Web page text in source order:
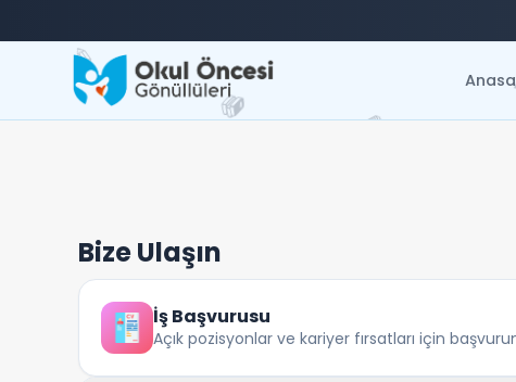
✏️
📚 📘
Bize Ulaşın
İş Başvurusu
Açık pozisyonlar ve kariyer fırsatları için